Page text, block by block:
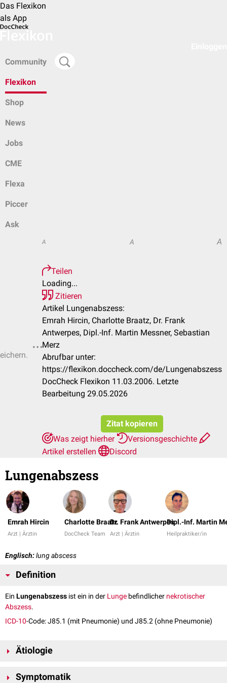
Das Flexikon
als App
Community
Flexikon
Shop
News
Jobs
CME
Flexa
Piccer
Ask
A A A
Teilen
Loading...
Zitieren
Artikel Lungenabszess:
Emrah Hircin, Charlotte Braatz, Dr. Frank
Antwerpes, Dipl.-Inf. Martin Messner, Sebastian
Merz
Abrufbar unter:
https://flexikon.doccheck.com/de/Lungenabszess
DocCheck Flexikon 11.03.2006. Letzte
Bearbeitung 29.05.2026
Zitat kopieren
Was zeigt hierher
Versionsgeschichte
Artikel erstellen
Discord
Lungenabszess
Emrah Hircin
Arzt | Ärztin
Charlotte Braatz
DocCheck Team
Dr. Frank Antwerpes
Arzt | Ärztin
Dipl.-Inf. Martin
Heilpraktiker/in
Englisch:lung abscess
Definition
Ein Lungenabszess ist ein in der Lunge befindlicher nekrotischer
Abszess.
ICD-10-Code: J85.1 (mit Pneumonie) und J85.2 (ohne Pneumonie)
Ätiologie
Aspirationspneumonie
Symptomatik